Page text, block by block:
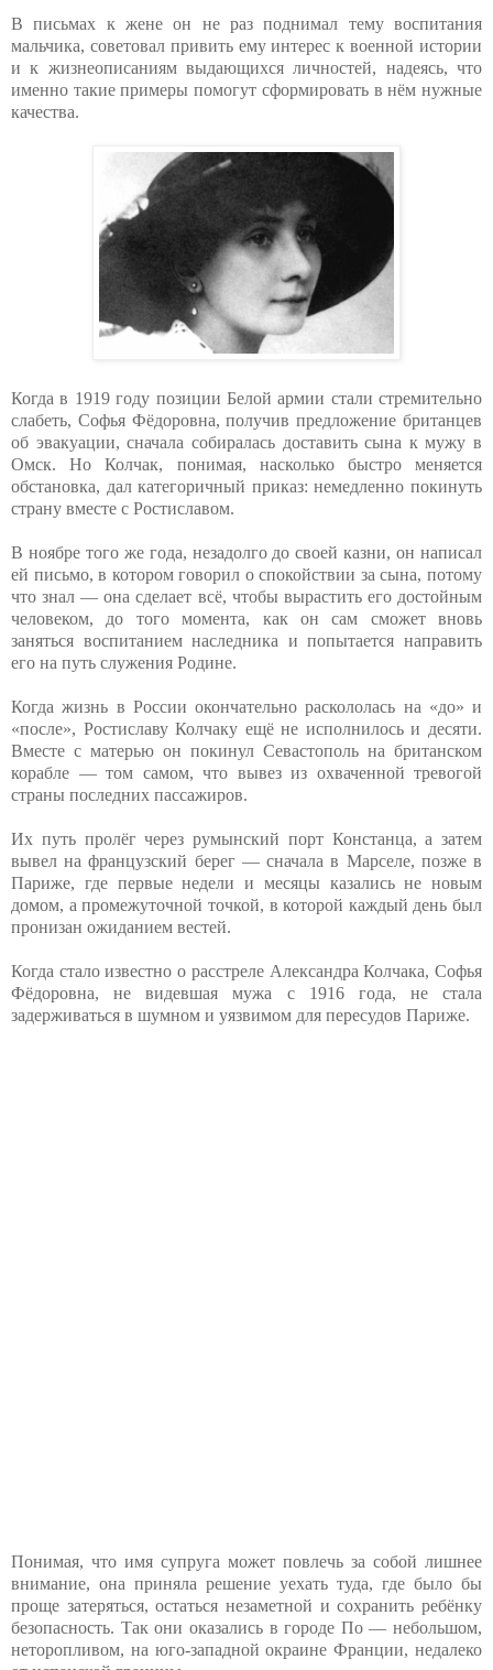
В письмах к жене он не раз поднимал тему воспитания
мальчика, советовал привить ему интерес к военной истории
и к жизнеописаниям выдающихся личностей, надеясь, что
именно такие примеры помогут сформировать в нём нужные
качества.
Когда в 1919 году позиции Белой армии стали стремительно
слабеть, Софья Фёдоровна, получив предложение британцев
об эвакуации, сначала собиралась доставить сына к мужу в
Омск. Но Колчак, понимая, насколько быстро меняется
обстановка, дал категоричный приказ: немедленно покинуть
страну вместе с Ростиславом.
В ноябре того же года, незадолго до своей казни, он написал
ей письмо, в котором говорил о спокойствии за сына, потому
что знал — она сделает всё, чтобы вырастить его достойным
человеком, до того момента, как он сам сможет вновь
заняться воспитанием наследника и попытается направить
его на путь служения Родине.
Когда жизнь в России окончательно раскололась на «до» и
«после», Ростиславу Колчаку ещё не исполнилось и десяти.
Вместе с матерью он покинул Севастополь на британском
корабле — том самом, что вывез из охваченной тревогой
страны последних пассажиров.
Их путь пролёг через румынский порт Констанца, а затем
вывел на французский берег — сначала в Марселе, позже в
Париже, где первые недели и месяцы казались не новым
домом, а промежуточной точкой, в которой каждый день был
пронизан ожиданием вестей.
Когда стало известно о расстреле Александра Колчака, Софья
Фёдоровна, не видевшая мужа с 1916 года, не стала
задерживаться в шумном и уязвимом для пересудов Париже.
Понимая, что имя супруга может повлечь за собой лишнее
внимание, она приняла решение уехать туда, где было бы
проще затеряться, остаться незаметной и сохранить ребёнку
безопасность. Так они оказались в городе По — небольшом,
неторопливом, на юго-западной окраине Франции, недалеко